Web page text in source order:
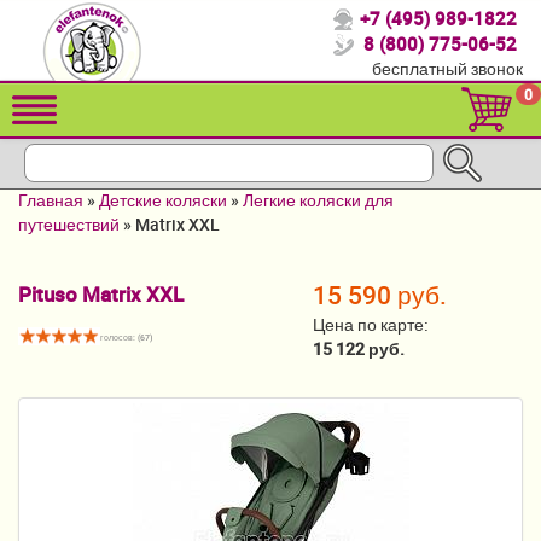
Спасибо, что выбрали нас!
Распродажа!
Детские коляски
Кроватки для новорожденных
Постельные принадлежности
+7 (495) 989-1822
8 (800) 775-06-52
бесплатный звонок
0
Главная »Детские коляски »Легкие коляски для
путешествий » Matrix XXL
Pituso Matrix XXL
голосов: (67)
15 590 руб.
Цена по карте:
15 122 руб.